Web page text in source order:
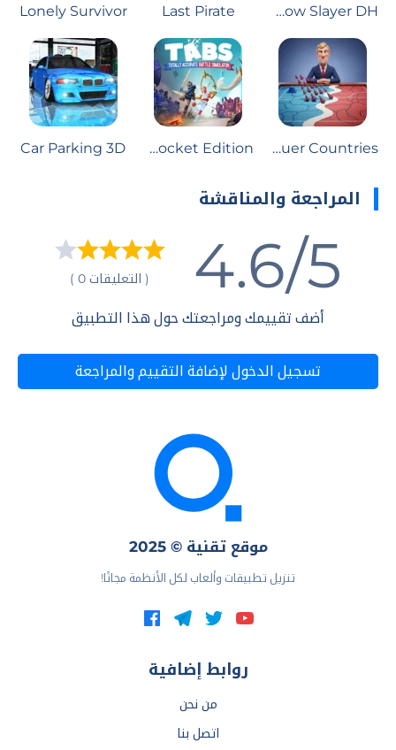
Shadow Slayer DH
Last Pirate
Lonely Survivor
Conquer Countries
TABS Pocket Edition
Car Parking 3D
المراجعة والمناقشة
4.6/5 ( التعليقات 0 )
أضف تقييمك ومراجعتك حول هذا التطبيق
تسجيل الدخول لإضافة التقييم والمراجعة
موقع تقنية © 2025
تنزيل تطبيقات وألعاب لكل الأنظمة مجانًا!
روابط إضافية
من نحن
اتصل بنا